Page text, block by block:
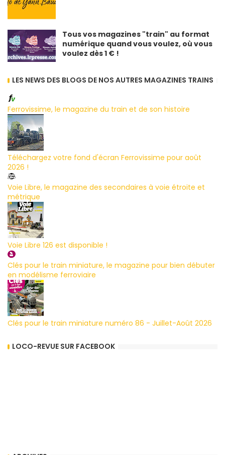
Tous vos magazines "train" au format
numérique quand vous voulez, où vous
voulez dès 1 € !
LES NEWS DES BLOGS DE NOS AUTRES MAGAZINES TRAINS
Ferrovissime, le magazine du train et de son histoire
Téléchargez votre fond d'écran Ferrovissime pour août
2026 !
Voie Libre, le magazine des secondaires à voie étroite et
métrique
Voie Libre 126 est disponible !
Clés pour le train miniature, le magazine pour bien débuter
en modélisme ferroviaire
Clés pour le train miniature numéro 86 - Juillet-Août 2026
LOCO-REVUE SUR FACEBOOK